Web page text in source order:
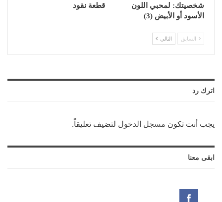
شخصيتك: لمحبي اللون
الأسود أو الأبيض (3)
قطعة نقود
السابق التالي
اترك رد
يجب أنت تكون مسجل الدخول لتضيف تعليقاً.
ابقى معنا